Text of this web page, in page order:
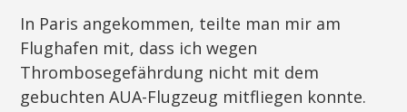
In Paris angekommen, teilte man mir am
Flughafen mit, dass ich wegen
Thrombosegefährdung nicht mit dem
gebuchten AUA-Flugzeug mitfliegen konnte.